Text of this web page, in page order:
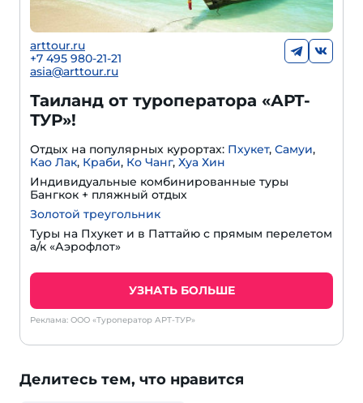
arttour.ru
+7 495 980-21-21
asia@arttour.ru
Таиланд от туроператора «АРТ-
ТУР»!
Отдых на популярных курортах: Пхукет, Самуи,
Као Лак, Краби, Ко Чанг, Хуа Хин
Индивидуальные комбинированные туры
Бангкок + пляжный отдых
Золотой треугольник
Туры на Пхукет и в Паттайю с прямым перелетом
а/к «Аэрофлот»
УЗНАТЬ БОЛЬШЕ
Реклама: ООО «Туроператор АРТ-ТУР»
Делитесь тем, что нравится